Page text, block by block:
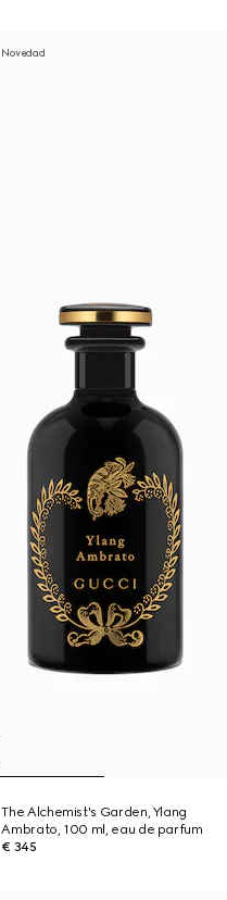
Novedad
The Alchemist's Garden, Ylang
Ambrato, 100 ml, eau de parfum
€ 345